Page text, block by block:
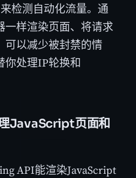
检测自动化流量。通
一样渲染页面、将请求
可以减少被封禁的情
你处理IP轮换和
JavaScript页面和
API能渲染JavaScript